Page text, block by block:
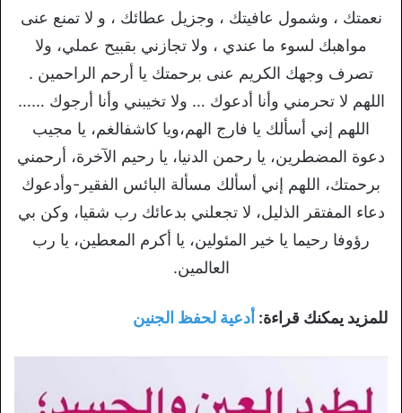
نعمتك ، وشمول عافيتك ، وجزيل عطائك ، و لا تمنع عنى
مواهبك لسوء ما عندي ، ولا تجازني بقبيح عملي، ولا
تصرف وجهك الكريم عنى برحمتك يا أرحم الراحمين .
اللهم لا تحرمني وأنا أدعوك … ولا تخيبني وأنا أرجوك ……
اللهم إني أسألك يا فارج الهم،ويا كاشفالغم، يا مجيب
دعوة المضطرين، يا رحمن الدنيا، يا رحيم الآخرة، أرحمني
برحمتك، اللهم إني أسألك مسألة البائس الفقير-وأدعوك
دعاء المفتقر الذليل، لا تجعلني بدعائك رب شقيا، وكن بي
رؤوفا رحيما يا خير المئولين، يا أكرم المعطين، يا رب
العالمين.
للمزيد يمكنك قراءة: أدعية لحفظ الجنين